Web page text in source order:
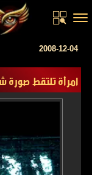
الرئيسية
مقالات
قصص واقعية
تحقيقات
2008-12-04
امرأة تلتقط صورة